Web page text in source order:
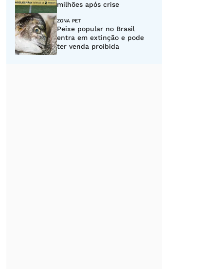
milhões após crise
ZONA PET
Peixe popular no Brasil
entra em extinção e pode
ter venda proibida